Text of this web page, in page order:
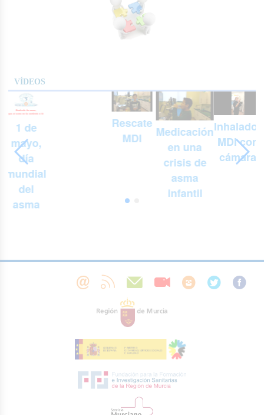
VÍDEOS
1 de
mayo,
día
mundial
del
asma
Rescate
MDI
Medicación
en una
crisis de
asma
infantil
Inhalador
MDI con
cámara